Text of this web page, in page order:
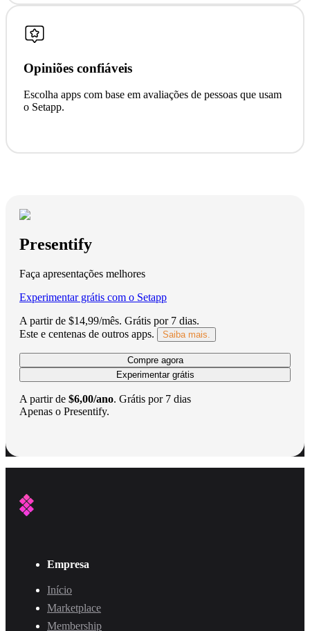
Opiniões confiáveis
Escolha apps com base em avaliações de pessoas que usam
o Setapp.
Presentify
Faça apresentações melhores
Experimentar grátis com o Setapp
A partir de $14,99/mês. Grátis por 7 dias.
Este e centenas de outros apps.
Saiba mais.
Compre agora
Experimentar grátis
A partir de $6,00/ano. Grátis por 7 dias
Apenas o Presentify.
Empresa
Início
Marketplace
Membership